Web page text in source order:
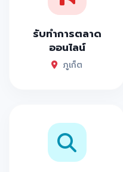
รับทำการตลาด
ออนไลน์
ภูเก็ต